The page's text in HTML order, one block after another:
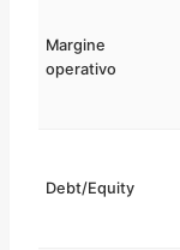
Margine
operativo
Debt/Equity